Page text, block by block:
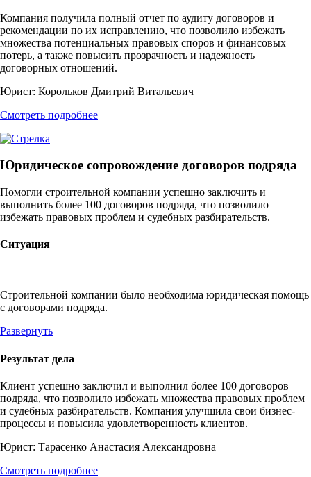
Компания получила полный отчет по аудиту договоров и
рекомендации по их исправлению, что позволило избежать
множества потенциальных правовых споров и финансовых
потерь, а также повысить прозрачность и надежность
договорных отношений.
Юрист: Корольков Дмитрий Витальевич
Смотреть подробнее
Юридическое сопровождение договоров подряда
Помогли строительной компании успешно заключить и
выполнить более 100 договоров подряда, что позволило
избежать правовых проблем и судебных разбирательств.
Ситуация
Строительной компании было необходима юридическая помощь
с договорами подряда.
Развернуть
Результат дела
Клиент успешно заключил и выполнил более 100 договоров
подряда, что позволило избежать множества правовых проблем
и судебных разбирательств. Компания улучшила свои бизнес-
процессы и повысила удовлетворенность клиентов.
Юрист: Тарасенко Анастасия Александровна
Смотреть подробнее